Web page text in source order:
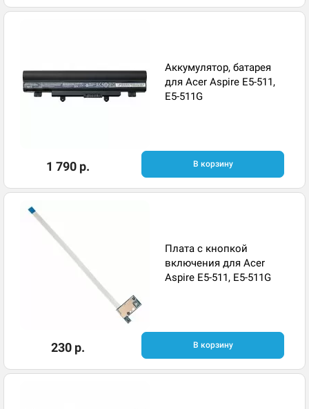
Аккумулятор, батарея
для Acer Aspire E5-511,
E5-511G
1 790 р. В корзину
Плата с кнопкой
включения для Acer
Aspire E5-511, E5-511G
230 р. В корзину